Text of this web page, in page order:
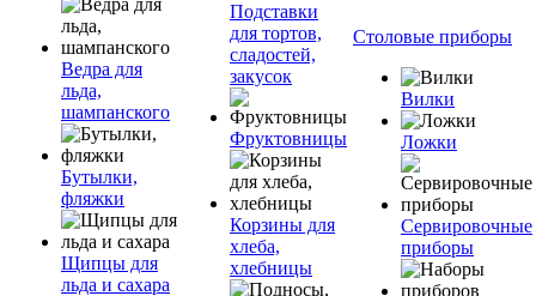
Ведра для
льда,
шампанского
Бутылки,
фляжки
Щипцы для
льда и сахара
Подставки
для тортов,
сладостей,
закусок
Фруктовницы
Корзины для
хлеба,
хлебницы
Столовые приборы
Вилки
Ложки
Сервировочные
приборы